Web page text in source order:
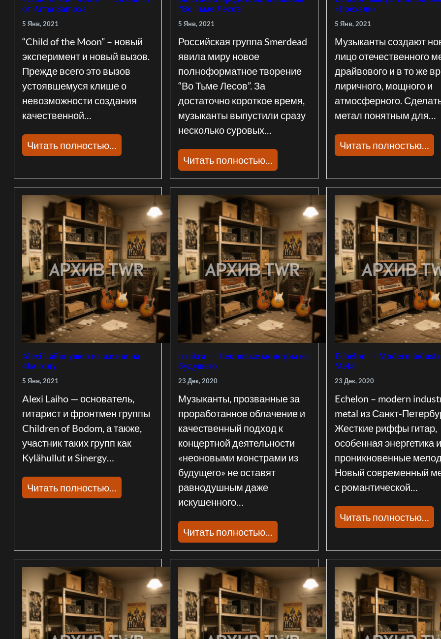
от Anna Samoxa
5 Янв, 2021
“Child of the Moon” – новый
эксперимент и новый вызов.
Прежде всего это вызов
устоявшемуся клише о
невозможности создания
качественной…
Читать полностью…
“Во Тьме Лесов”
5 Янв, 2021
Российская группа Smerdead
явила миру новое
полноформатное творение
“Во Тьме Лесов”. За
достаточно короткое время,
музыканты выпустили сразу
несколько суровых…
Читать полностью…
«Поехали»
5 Янв, 2021
Музыканты создают
лицо отечественного
драйвового и в то же
лиричного, мощного и
атмосферного.
метал понятным для…
Читать полностью…
Alexi Laiho ушел из жизни на
41м году
5 Янв, 2021
Alexi Laiho — основатель,
гитарист и фронтмен группы
Children of Bodom, а также,
участник таких групп как
Kylähullut и Sinergy…
Читать полностью…
Irrakra — Неоновые монстры из
будущего
23 Дек, 2020
Музыканты, прозванные за
проработанное облачение и
качественный подход к
концертной деятельности
«неоновыми монстрами из
будущего» не оставят
равнодушным даже
искушенного…
Читать полностью…
Echelon — Modern
Metal
23 Дек, 2020
Echelon – modern
metal из Санкт-
Жесткие риффы гитар,
особенная энергетика и
проникновенные
Новый современный
с романтической…
Читать полностью…